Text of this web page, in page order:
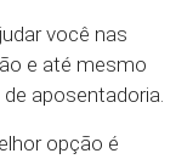
você nas
e até mesmo
aposentadoria.
opção é